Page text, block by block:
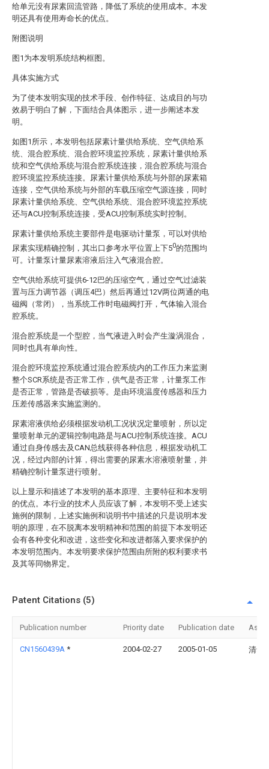
给单元没有尿素回流管路，降低了系统的使用成本。本发
明还具有使用寿命长的优点。
附图说明
图1为本发明系统结构框图。
具体实施方式
为了使本发明实现的技术手段、创作特征、达成目的与功
效易于明白了解，下面结合具体图示，进一步阐述本发
明。
如图1所示，本发明包括尿素计量供给系统、空气供给系
统、混合腔系统、混合腔环境监控系统，尿素计量供给系
统和空气供给系统与混合腔系统连接，混合腔系统与混合
腔环境监控系统连接。尿素计量供给系统与外部的尿素箱
连接，空气供给系统与外部的车载压缩空气源连接，同时
尿素计量供给系统、空气供给系统、混合腔环境监控系统
还与ACU控制系统连接，受ACU控制系统实时控制。
尿素计量供给系统主要部件是电驱动计量泵，可以对供给
尿素实现精确控制，其出口参考水平位置上下50的范围均
可。计量泵计量尿素溶液后注入气液混合腔。
空气供给系统可提供6-12巴的压缩空气，通过空气过滤装
置与压力调节器（调压4巴）然后再通过12V两位两通的电
磁阀（常闭），当系统工作时电磁阀打开，气体输入混合
腔系统。
混合腔系统是一个型腔，当气液进入时会产生漩涡混合，
同时也具有单向性。
混合腔环境监控系统通过混合腔系统内的工作压力来监测
整个SCR系统是否正常工作，供气是否正常，计量泵工作
是否正常，管路是否破损等。是由环境温度传感器和压力
压差传感器来实施监测的。
尿素溶液供给必须根据发动机工况状况定量喷射，所以定
量喷射单元的逻辑控制电路是与ACU控制系统连接。ACU
通过自身传感去及CAN总线获得各种信息，根据发动机工
况，经过内部的计算，得出需要的尿素水溶液喷射量，并
精确控制计量泵进行喷射。
以上显示和描述了本发明的基本原理、主要特征和本发明
的优点。本行业的技术人员应该了解，本发明不受上述实
施例的限制，上述实施例和说明书中描述的只是说明本发
明的原理，在不脱离本发明精神和范围的前提下本发明还
会有各种变化和改进，这些变化和改进都落入要求保护的
本发明范围内。本发明要求保护范围由所附的权利要求书
及其等同物界定。
Patent Citations (5)
Publication number Priority date Publication date
CN1560439A * 2004-02-27 2005-01-05 清华